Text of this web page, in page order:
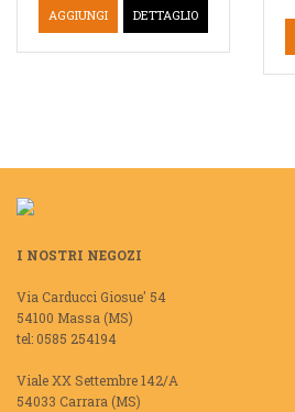
AGGIUNGI DETTAGLIO
I NOSTRI NEGOZI
Via Carducci Giosue' 54
54100 Massa (MS)
tel: 0585 254194
Viale XX Settembre 142/A
54033 Carrara (MS)